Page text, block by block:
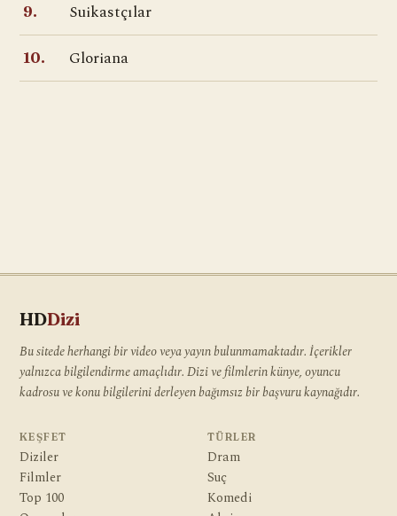
9. Suikastçılar
10. Gloriana
HDDizi
Bu sitede herhangi bir video veya yayın bulunmamaktadır. İçerikler
yalnızca bilgilendirme amaçlıdır. Dizi ve filmlerin künye, oyuncu
kadrosu ve konu bilgilerini derleyen bağımsız bir başvuru kaynağıdır.
KEŞFET
Diziler
Filmler
Top 100
TÜRLER
Dram
Suç
Komedi